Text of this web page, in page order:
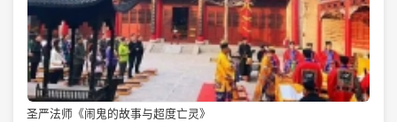
圣严法师《闹鬼的故事与超度亡灵》